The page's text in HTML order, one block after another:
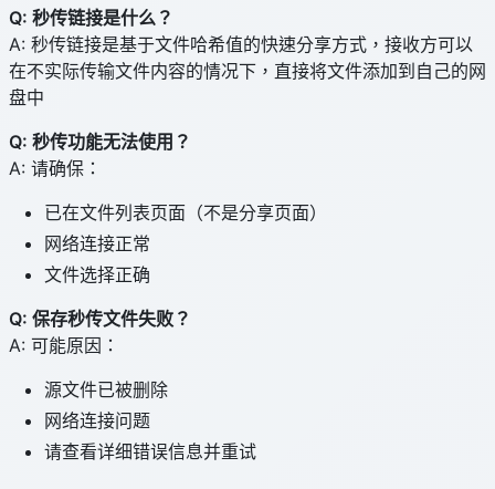
Q: 秒传链接是什么？
A: 秒传链接是基于文件哈希值的快速分享方式，接收方可以
在不实际传输文件内容的情况下，直接将文件添加到自己的网
盘中
Q: 秒传功能无法使用？
A: 请确保：
已在文件列表页面（不是分享页面）
网络连接正常
文件选择正确
Q: 保存秒传文件失败？
A: 可能原因：
源文件已被删除
网络连接问题
请查看详细错误信息并重试